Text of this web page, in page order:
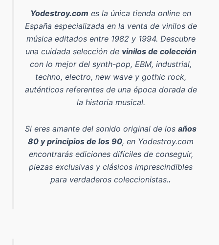
Yodestroy.com es la única tienda online en
España especializada en la venta de vinilos de
música editados entre 1982 y 1994. Descubre
una cuidada selección de vinilos de colección
con lo mejor del synth-pop, EBM, industrial,
techno, electro, new wave y gothic rock,
auténticos referentes de una época dorada de
la historia musical.
Si eres amante del sonido original de los años
80 y principios de los 90, en Yodestroy.com
encontrarás ediciones difíciles de conseguir,
piezas exclusivas y clásicos imprescindibles
para verdaderos coleccionistas..